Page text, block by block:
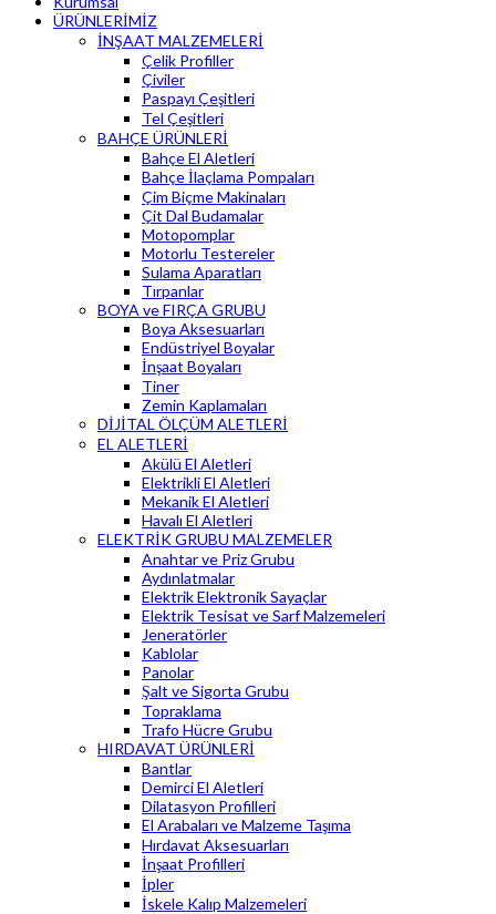
ÜRÜNLERİMİZ
İNŞAAT MALZEMELERİ
Çelik Profiller
Çiviler
Paspayı Çeşitleri
Tel Çeşitleri
BAHÇE ÜRÜNLERİ
Bahçe El Aletleri
Bahçe İlaçlama Pompaları
Çim Biçme Makinaları
Çit Dal Budamalar
Motopomplar
Motorlu Testereler
Sulama Aparatları
Tırpanlar
BOYA ve FIRÇA GRUBU
Boya Aksesuarları
Endüstriyel Boyalar
İnşaat Boyaları
Tiner
Zemin Kaplamaları
DİJİTAL ÖLÇÜM ALETLERİ
EL ALETLERİ
Akülü El Aletleri
Elektrikli El Aletleri
Mekanik El Aletleri
Havalı El Aletleri
ELEKTRİK GRUBU MALZEMELER
Anahtar ve Priz Grubu
Aydınlatmalar
Elektrik Elektronik Sayaçlar
Elektrik Tesisat ve Sarf Malzemeleri
Jeneratörler
Kablolar
Panolar
Şalt ve Sigorta Grubu
Topraklama
Trafo Hücre Grubu
HIRDAVAT ÜRÜNLERİ
Bantlar
Demirci El Aletleri
Dilatasyon Profilleri
El Arabaları ve Malzeme Taşıma
Hırdavat Aksesuarları
İnşaat Profilleri
İpler
İskele Kalıp Malzemeleri